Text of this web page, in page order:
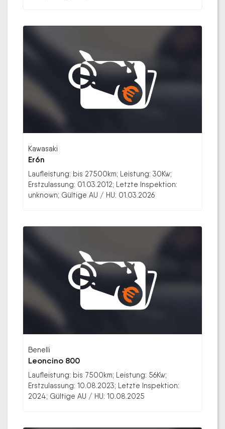
Kawasaki
Er6n
Laufleistung: bis 27500km; Leistung: 30Kw;
Erstzulassung: 01.03.2012; Letzte Inspektion:
unknown; Gültige AU / HU: 01.03.2026
Benelli
Leoncino 800
Laufleistung: bis 7500km; Leistung: 56Kw;
Erstzulassung: 10.08.2023; Letzte Inspektion:
2024; Gültige AU / HU: 10.08.2025